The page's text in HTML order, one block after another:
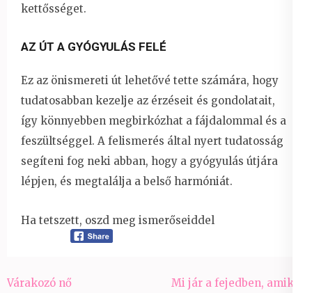
kettősséget.
AZ ÚT A GYÓGYULÁS FELÉ
Ez az önismereti út lehetővé tette számára, hogy
tudatosabban kezelje az érzéseit és gondolatait,
így könnyebben megbirkózhat a fájdalommal és a
feszültséggel. A felismerés által nyert tudatosság
segíteni fog neki abban, hogy a gyógyulás útjára
lépjen, és megtalálja a belső harmóniát.
Ha tetszett, oszd meg ismerőseiddel
Bejegyzés
Várakozó nő
Mi jár a fejedben, amikor